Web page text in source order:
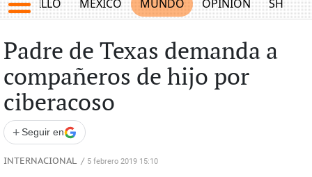
SALTILLO MÉXICO MUNDO OPINIÓN SHOW
Padre de Texas demanda a
compañeros de hijo por
ciberacoso
+ Seguir en
INTERNACIONAL / 5 febrero 2019 15:10